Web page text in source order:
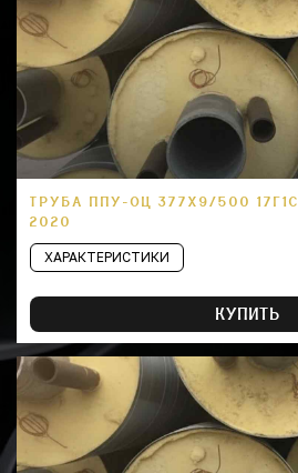
ТРУБА ППУ-ОЦ 377Х9/500
2020
ХАРАКТЕРИСТИКИ
КУПИТЬ